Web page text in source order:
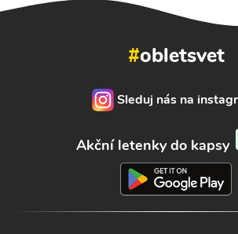
#obletsvet
Sleduj nás na
Akční letenky do kapsy